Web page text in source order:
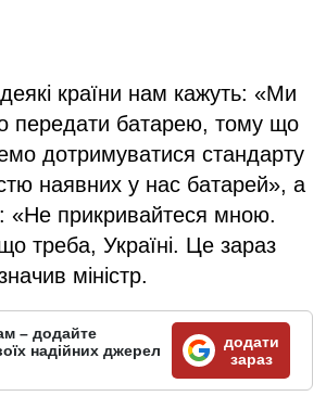
країни нам кажуть: «Ми
передати батарею, тому що
дотримуватися стандарту
наявних у нас батарей», а
«Не прикривайтеся мною.
треба, Україні. Це зараз
міністр.
– додайте
надійних джерел
додати
зараз